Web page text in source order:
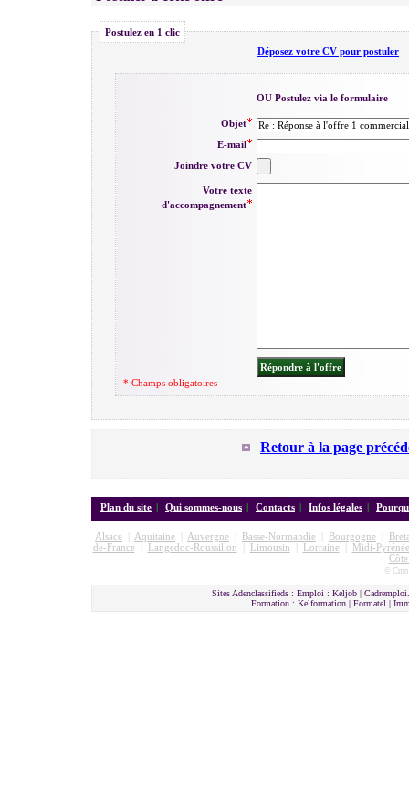
Postulez en 1 clic
Déposez votre CV pour postuler
OU Postulez via le formulaire
Objet
E-mail
Joindre votre CV
Votre texte
d'accompagnement
* Champs obligatoires
Retour à la page
Plan du site | Qui sommes-nous | Contacts | Infos légales |
Alsace Aquitaine Auvergne Basse-Normandie Bourgogne
de-France| Langedoc-Roussillon Limousin Lorraine|
Midi-
©
Sites Adenclassifieds : Emploi : Keljob |
Formation : Kelformation | Formatel |